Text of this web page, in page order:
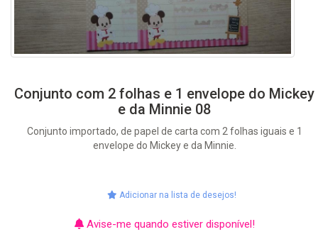
Conjunto com 2 folhas e 1 envelope do Mickey
e da Minnie 08
Conjunto importado, de papel de carta com 2 folhas iguais e 1
envelope do Mickey e da Minnie.
Adicionar na lista de desejos!
Avise-me quando estiver disponível!